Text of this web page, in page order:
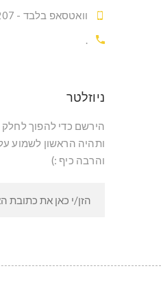
וואטסאפ בלבד - 054-222-1207
.
ניוזלטר
ותהיה הראשון לשמוע
והרבה כיף :)